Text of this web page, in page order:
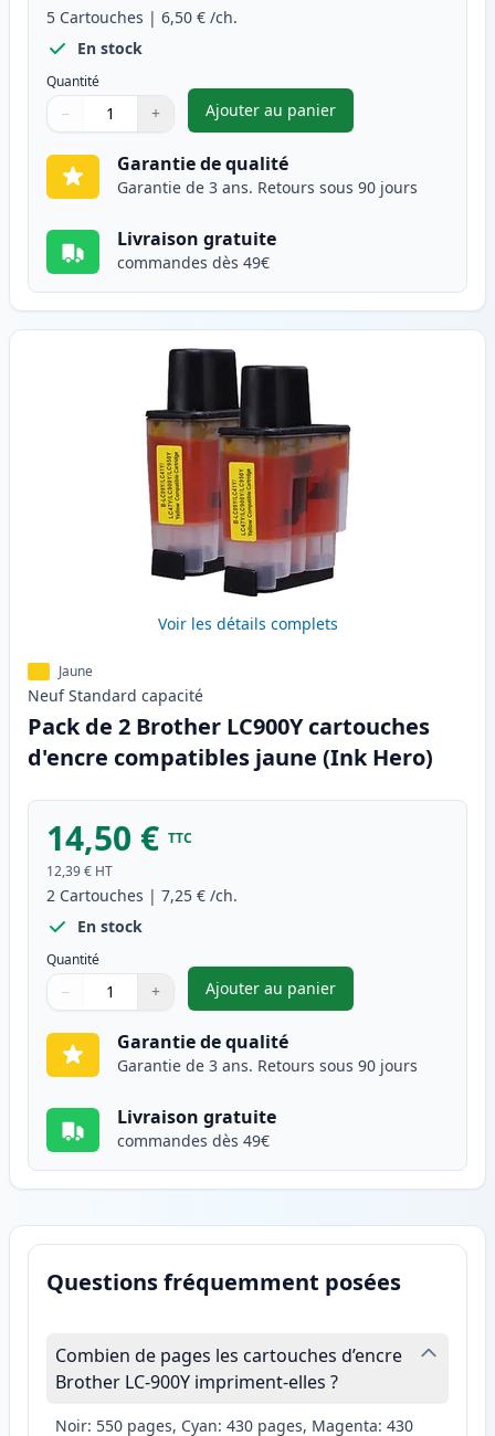
5 Cartouches | 6,50 € /ch.
En stock
Quantité
Quantité
Utilisez les boutons pour ajuster
− +
Quantité
Ajouter au panier
,Pack de 5 Brother LC900
Garantie de qualité
Garantie de 3 ans. Retours sous 90 jours
Livraison gratuite
commandes dès 49€
Voir les détails complets
Jaune
Neuf Standard capacité
Pack de 2 Brother LC900Y cartouches
d'encre compatibles jaune (Ink Hero)
14,50 € TTC
12,39 € HT
2 Cartouches | 7,25 € /ch.
En stock
Quantité
Quantité
Utilisez les boutons pour ajuster
− +
Quantité
Ajouter au panier
,Pack de 2 Brother LC900Y
Garantie de qualité
Garantie de 3 ans. Retours sous 90 jours
Livraison gratuite
commandes dès 49€
Questions fréquemment posées
Combien de pages les cartouches d’encre
Brother LC-900Y impriment-elles ?
Noir: 550 pages, Cyan: 430 pages, Magenta: 430